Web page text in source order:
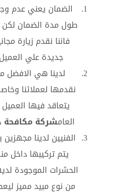
الضمان يعني عدم
طول مدة الضمان
فاننا نقدم زيارة
جديدة علي
لدينا هي الافضل
نقدمها لعملائنا
يتعاقد فيها
العامشركة مكافحة
الفنيين لدينا
يتم تركيبها داخل
الحشرات الموجودة
من نوع مبيد مميز